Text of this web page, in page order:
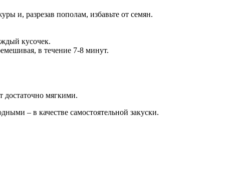
и, разрезав пополам, избавьте от семян.
кусочек.
в течение 7-8 минут.
достаточно мягкими.
– в качестве самостоятельной закуски.